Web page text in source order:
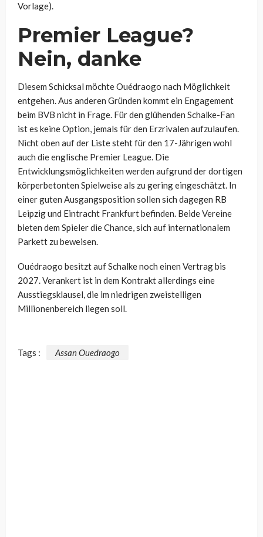
Vorlage).
Premier League?
Nein, danke
Diesem Schicksal möchte Ouédraogo nach Möglichkeit
entgehen. Aus anderen Gründen kommt ein Engagement
beim BVB nicht in Frage. Für den glühenden Schalke-Fan
ist es keine Option, jemals für den Erzrivalen aufzulaufen.
Nicht oben auf der Liste steht für den 17-Jährigen wohl
auch die englische Premier League. Die
Entwicklungsmöglichkeiten werden aufgrund der dortigen
körperbetonten Spielweise als zu gering eingeschätzt. In
einer guten Ausgangsposition sollen sich dagegen RB
Leipzig und Eintracht Frankfurt befinden. Beide Vereine
bieten dem Spieler die Chance, sich auf internationalem
Parkett zu beweisen.
Ouédraogo besitzt auf Schalke noch einen Vertrag bis
2027. Verankert ist in dem Kontrakt allerdings eine
Ausstiegsklausel, die im niedrigen zweistelligen
Millionenbereich liegen soll.
Tags : Assan Ouedraogo